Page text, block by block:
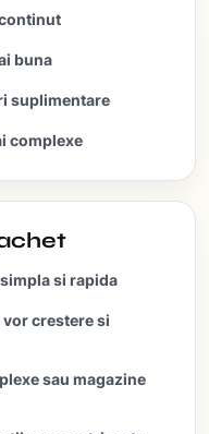
buna
suplimentare
complexe
si rapida
crestere si
sau magazine